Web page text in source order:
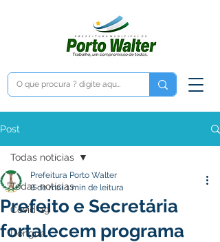
Post
Todas notícias
Covid-19
Dengue
Todas notícias
Prefeito e Secretária
fortalecem programa
Prefeitura Porto Walter
8 de mai.1 min de leitura